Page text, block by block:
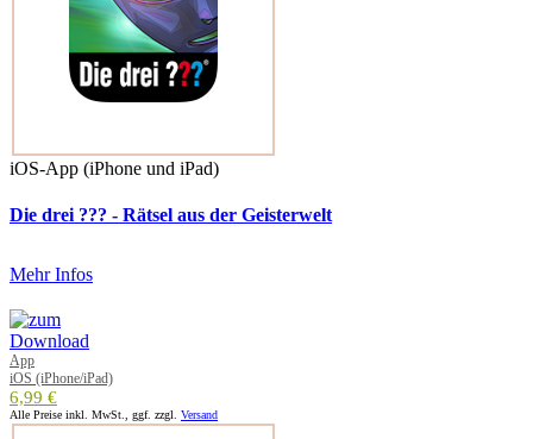
iOS-App (iPhone und iPad)
Die drei ??? - Rätsel aus der Geisterwelt
Mehr Infos
App
iOS (iPhone/iPad)
6,99 €
Alle Preise inkl. MwSt., ggf. zzgl. Versand